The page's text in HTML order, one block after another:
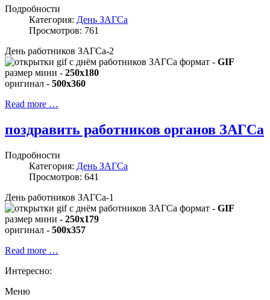
Подробности
Категория: День ЗАГСа
Просмотров: 761
День работников ЗАГСа-2
формат - GIF
размер мини - 250x180
оригинал - 500x360
Read more …
поздравить работников органов ЗАГСа
Подробности
Категория: День ЗАГСа
Просмотров: 641
День работников ЗАГСа-1
формат - GIF
размер мини - 250x179
оригинал - 500x357
Read more …
Интересно:
Меню